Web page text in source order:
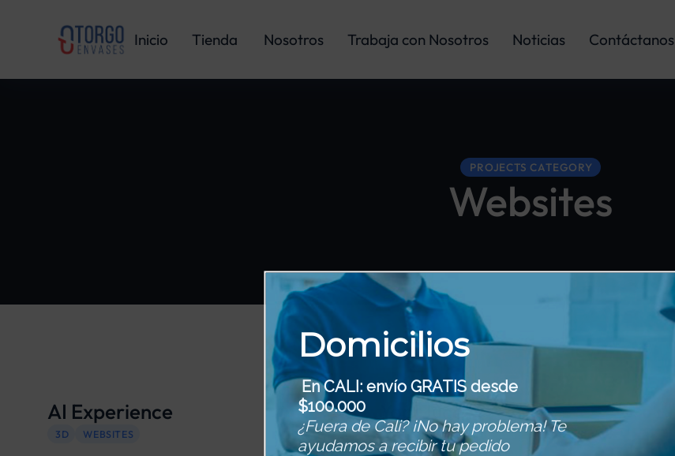
Inicio Tienda Nosotros Trabaja con Nosotros Noticias Contáctanos
PROJECTS CATEGORY
Websites
AI Experience
3D WEBSITES
Yogi Juce
WEBSITES
Domicilios
En CALI: envío GRATIS desde
$100.000
¿Fuera de Cali? ¡No hay problema! Te
ayudamos a recibir tu pedido